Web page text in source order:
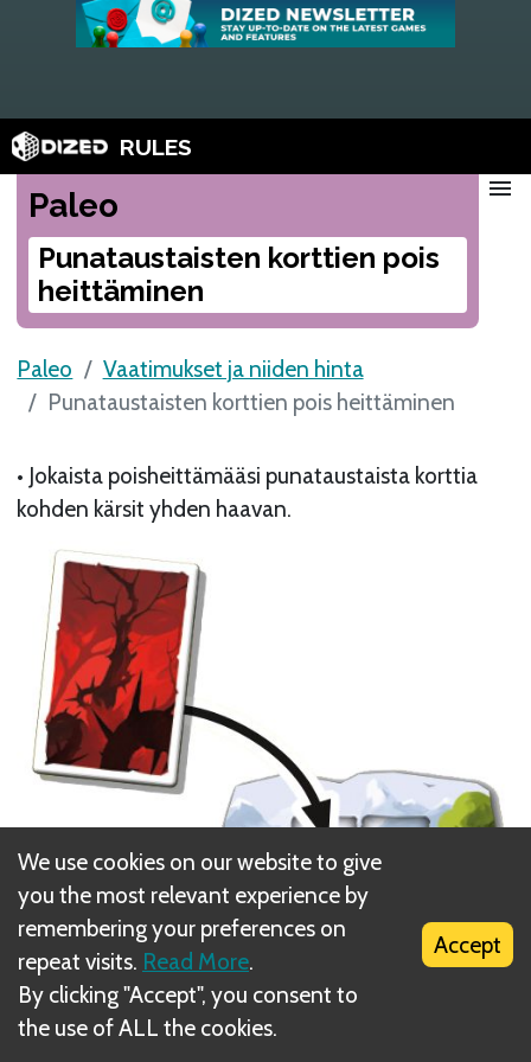
RULES
Paleo
Punataustaisten korttien pois
heittäminen
menu
Paleo
Vaatimukset ja niiden hinta
Punataustaisten korttien pois heittäminen
• Jokaista poisheittämääsi punataustaista korttia
kohden kärsit yhden haavan.
We use cookies on our website to give
you the most relevant experience by
remembering your preferences on
repeat visits. Read More.
By clicking "Accept", you consent to
the use of ALL the cookies.
Accept